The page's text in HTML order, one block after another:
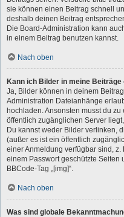
sie können einen Beitrag schnell
deshalb deinen Beitrag
Die Board-Administration kann
in einem Beitrag benutzen kannst.
Nach oben
Kann ich Bilder in meine Beiträge
Ja, Bilder können in deinem
Administration Dateianhänge
hochladen. Ansonsten musst du
öffentlich zugänglichen Server
Du kannst weder Bilder verlinken,
(außer es ist ein öffentlich
einer Anmeldung verfügbar sind,
einem Passwort geschützte Seiten
BBCode-Tag „[img]“.
Nach oben
Was sind globale